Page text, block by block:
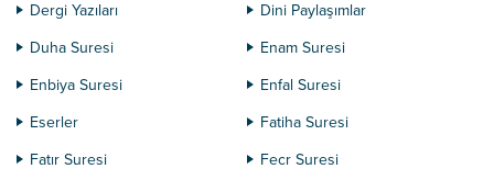
Dergi Yazıları
Dini Paylaşımlar
Duha Suresi
Enam Suresi
Enbiya Suresi
Enfal Suresi
Eserler
Fatiha Suresi
Fatır Suresi
Fecr Suresi